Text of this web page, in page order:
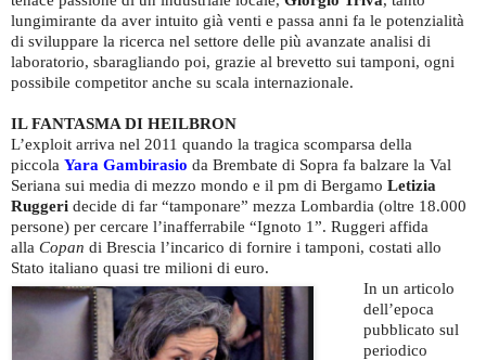
lungimirante da aver intuito già venti e passa anni fa le potenzialità
di sviluppare la ricerca nel settore delle più avanzate analisi di
laboratorio, sbaragliando poi, grazie al brevetto sui tamponi, ogni
possibile competitor anche su scala internazionale.
IL FANTASMA DI HEILBRON
L’exploit arriva nel 2011 quando la tragica scomparsa della
piccola Yara Gambirasio da Brembate di Sopra fa balzare la Val
Seriana sui media di mezzo mondo e il pm di Bergamo Letizia
Ruggeri decide di far “tamponare” mezza Lombardia (oltre 18.000
persone) per cercare l’inafferrabile “Ignoto 1”. Ruggeri affida
alla Copan di Brescia l’incarico di fornire i tamponi, costati allo
Stato italiano quasi tre milioni di euro.
In un articolo
dell’epoca
pubblicato sul
periodico